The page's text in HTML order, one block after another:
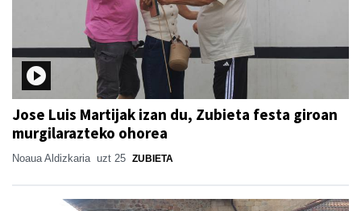
Jose Luis Martijak izan du, Zubieta festa giroan
murgilarazteko ohorea
Noaua Aldizkaria uzt 25 ZUBIETA